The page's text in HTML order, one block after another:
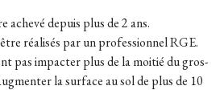
achevé depuis plus de 2 ans.
réalisés par un professionnel RGE.
pas impacter plus de la moitié du gros-
la surface au sol de plus de 10